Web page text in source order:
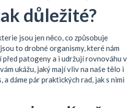
důležité?
jsou jen něco, co způsobuje
to drobné organismy, které nám
patogeny a i udržují rovnováhu v
ukážu, jaký mají vliv na naše tělo i
a dáme pár praktických rad, jak s nimi